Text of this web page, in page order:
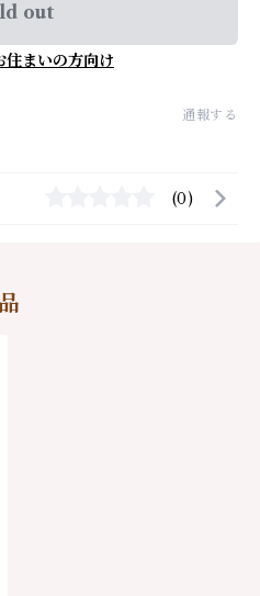
out
住まいの方向け
通報する
(0)